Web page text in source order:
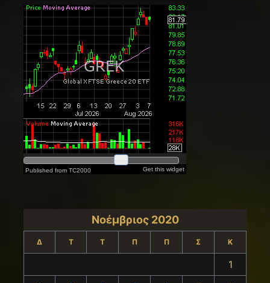
Νοέμβριος 2020
Δ Τ Τ Π Π Σ Κ
1